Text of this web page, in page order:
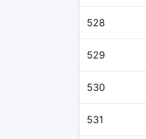
528
529
530
531